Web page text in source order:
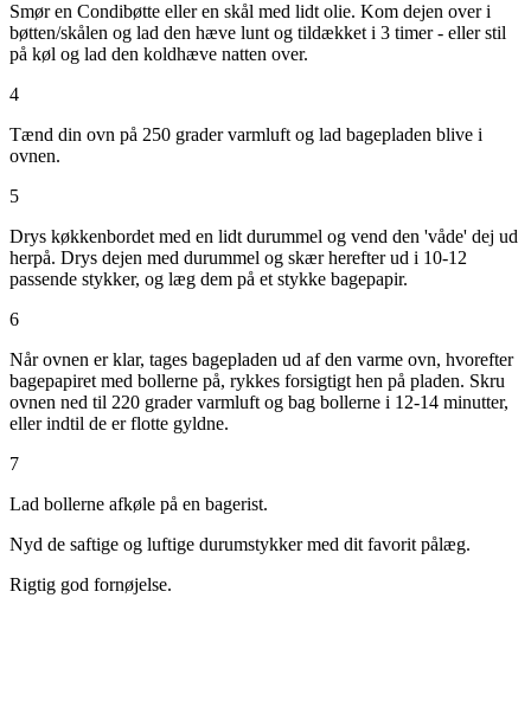
Smør en Condibøtte eller en skål med lidt olie. Kom dejen over i
bøtten/skålen og lad den hæve lunt og tildækket i 3 timer - eller stil
på køl og lad den koldhæve natten over.
4
Tænd din ovn på 250 grader varmluft og lad bagepladen blive i
ovnen.
5
Drys køkkenbordet med en lidt durummel og vend den 'våde' dej ud
herpå. Drys dejen med durummel og skær herefter ud i 10-12
passende stykker, og læg dem på et stykke bagepapir.
6
Når ovnen er klar, tages bagepladen ud af den varme ovn, hvorefter
bagepapiret med bollerne på, rykkes forsigtigt hen på pladen. Skru
ovnen ned til 220 grader varmluft og bag bollerne i 12-14 minutter,
eller indtil de er flotte gyldne.
7
Lad bollerne afkøle på en bagerist.
Nyd de saftige og luftige durumstykker med dit favorit pålæg.
Rigtig god fornøjelse.